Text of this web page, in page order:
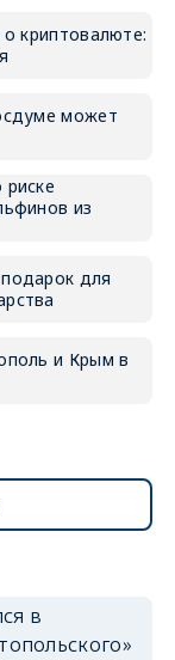
криптовалюте:
может
из
для
и Крым в
в